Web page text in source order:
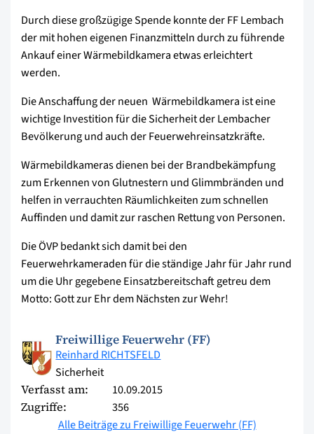
Durch diese großzügige Spende konnte der FF Lembach
der mit hohen eigenen Finanzmitteln durch zu führende
Ankauf einer Wärmebildkamera etwas erleichtert
werden.
Die Anschaffung der neuen Wärmebildkamera ist eine
wichtige Investition für die Sicherheit der Lembacher
Bevölkerung und auch der Feuerwehreinsatzkräfte.
Wärmebildkameras dienen bei der Brandbekämpfung
zum Erkennen von Glutnestern und Glimmbränden und
helfen in verrauchten Räumlichkeiten zum schnellen
Auffinden und damit zur raschen Rettung von Personen.
Die ÖVP bedankt sich damit bei den
Feuerwehrkameraden für die ständige Jahr für Jahr rund
um die Uhr gegebene Einsatzbereitschaft getreu dem
Motto: Gott zur Ehr dem Nächsten zur Wehr!
Freiwillige Feuerwehr (FF)
Reinhard RICHTSFELD
Sicherheit
Verfasst am: 10.09.2015
Zugriffe:
356
Alle Beiträge zu Freiwillige Feuerwehr (FF)